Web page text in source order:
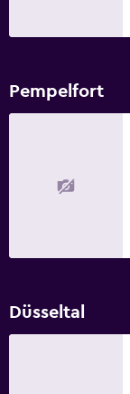
Pempelfort
Düsseltal